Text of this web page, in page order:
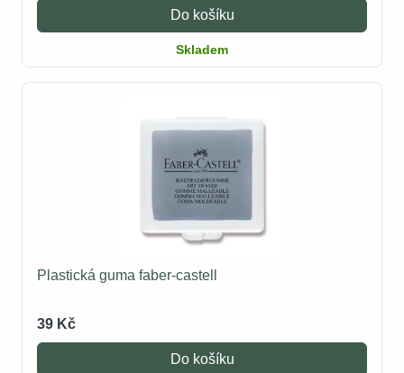
Do košíku
Skladem
Plastická guma faber-castell
39 Kč
Do košíku